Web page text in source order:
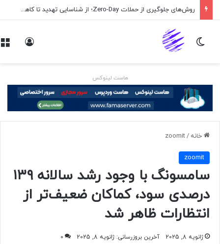
روش‌های جلوگیری از حملات Zero-Day؛ از شناسایی تهدید تا کاهش ریسک
تغییر پوسته
هاست لینوکس
خانه /
zoomit
zoomit
سامسونگ با وجود رشد سالانه ۱۳۹
درصدی سود، کماکان ضعیف‌تر از
انتظارات ظاهر شد
ژانویه 8, 2025 آخرین بروزرسانی: ژانویه 8, 2025 0